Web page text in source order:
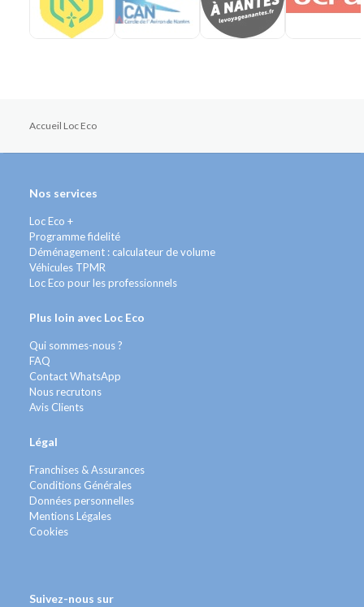
Accueil Loc Eco
Nos services
Loc Eco +
Programme fidelité
Déménagement : calculateur de volume
Véhicules TPMR
Loc Eco pour les professionnels
Plus loin avec Loc Eco
Qui sommes-nous ?
FAQ
Contact WhatsApp
Nous recrutons
Avis Clients
Légal
Franchises & Assurances
Conditions Générales
Données personnelles
Mentions Légales
Cookies
Suivez-nous sur